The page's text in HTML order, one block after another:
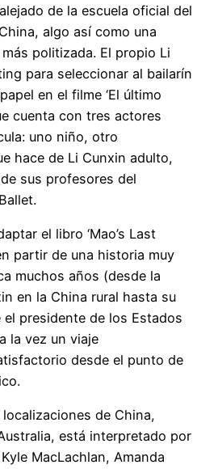
de la escuela oficial del
algo así como una
politizada. El propio Li
para seleccionar al bailarín
en el filme ‘El último
cuenta con tres actores
uno niño, otro
hace de Li Cunxin adulto,
sus profesores del
el libro ‘Mao’s Last
partir de una historia muy
muchos años (desde la
en la China rural hasta su
presidente de los Estados
la vez un viaje
desde el punto de
de China,
está interpretado por
MacLachlan, Amanda